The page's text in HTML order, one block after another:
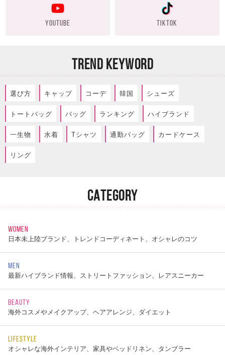
YOUTUBE TIKTOK
TREND KEYWORD
選び方 キャップ コーデ 韓国 シューズ
トートバッグ バッグ ランキング ハイブランド
一生物 水着 Tシャツ 通勤バッグ カードケース
リング
CATEGORY
WOMEN
日本未上陸ブランド、トレンドコーディネート、オシャレのコツ
MEN
最新ハイブランド情報、ストリートファッション、レアスニーカー
BEAUTY
海外コスメやメイクアップ、ヘアアレンジ、ダイエット
LIFESTYLE
オシャレな海外インテリア、家具やベッドリネン、タンブラー